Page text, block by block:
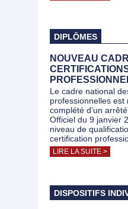
DIPLÔMES
NOUVEAU
Le cadre national
professionnelles
complété d’un
Officiel du 9 janvier
niveau de
certification
LIRE LA SUITE >
DISPOSITIFS